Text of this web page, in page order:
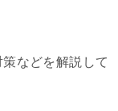
などを解説して